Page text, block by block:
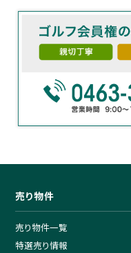
売り物件
売り物件一覧
特選売り情報